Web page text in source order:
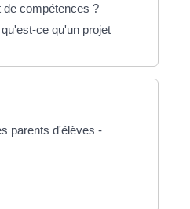
compétences ?
ce qu'un projet
parents d'élèves -